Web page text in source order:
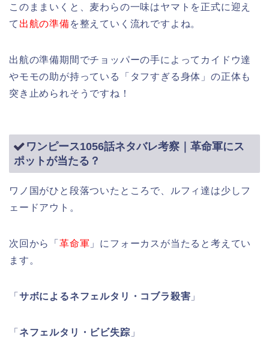
このままいくと、麦わらの一味はヤマトを正式に迎え
て 出航の準備を整えていく流れですよね。
出航の準備期間でチョッパーの手によってカイドウ達
やモモの助が持っている「タフすぎる身体」の正体も
突き止められそうですね！
ワンピース1056話ネタバレ考察｜革命軍にス
ポットが当たる？
ワノ国がひと段落ついたところで、ルフィ達は少しフ
ェードアウト。
次回から「 革命軍 」にフォーカスが当たると考えてい
ます。
「 サボによるネフェルタリ・コブラ殺害 」
「 ネフェルタリ・ビビ失踪 」